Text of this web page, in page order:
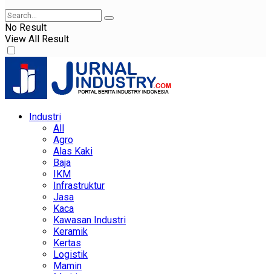
No Result
View All Result
Industri
All
Agro
Alas Kaki
Baja
IKM
Infrastruktur
Jasa
Kaca
Kawasan Industri
Keramik
Kertas
Logistik
Mamin